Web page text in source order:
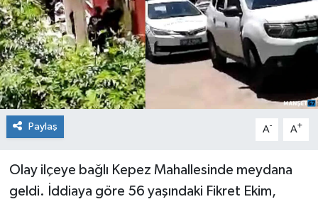
Paylaş A- A+
Olay ilçeye bağlı Kepez Mahallesinde meydana
geldi. İddiaya göre 56 yaşındaki Fikret Ekim,
Mizah
Röportaj
Teknoloji